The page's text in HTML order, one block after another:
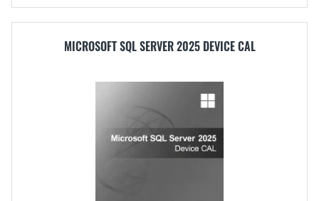
MICROSOFT SQL SERVER 2025 DEVICE CAL